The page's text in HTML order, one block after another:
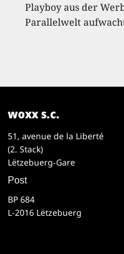
Playboy aus der
Parallelwelt
woxx s.c.
51, avenue de la Liberté
(2. Stack)
Lëtzebuerg-Gare
Post
BP 684
L-2016 Lëtzebuerg